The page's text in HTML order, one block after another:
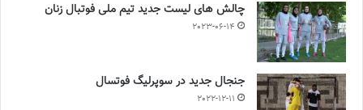
چالش هاى ليست جدید تيم ملى فوتبال زنان
2023-06-14
جنجال جدید در سوپرلیگ فوتسال
2022-12-11